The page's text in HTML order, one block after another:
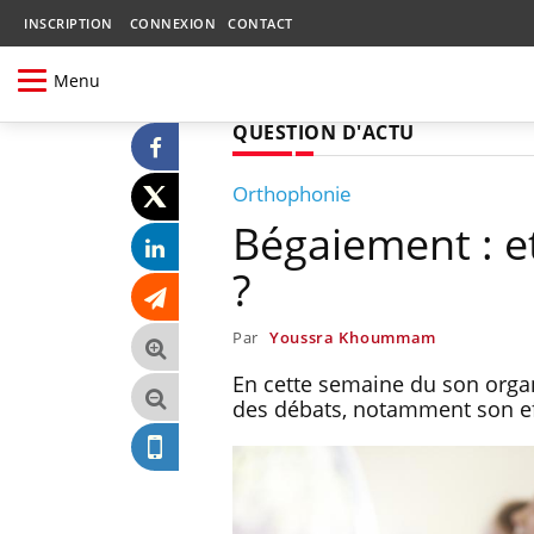
INSCRIPTION CONNEXION CONTACT
Menu
QUESTION D'ACTU
Orthophonie
Bégaiement :
?
Par Youssra Khoummam
En cette semaine du son
des débats, notamment son